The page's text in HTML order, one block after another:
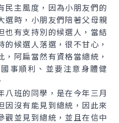
民主風度，因為小朋友們的
選時，小朋友們陪著父母親
也有支持別的候選人，當結
候選人落選，很不甘心，
阿扁當然有資格當總統，
事順利、並要注意身體健
八班的同學，是在今年三月
因沒有能見到總統，因此來
觀並見到總統，並且在信中